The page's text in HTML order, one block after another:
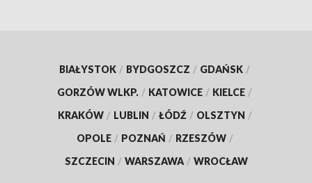
BIAŁYSTOK / BYDGOSZCZ / GDAŃSK /
GORZÓW WLKP. / KATOWICE / KIELCE /
KRAKÓW / LUBLIN / ŁÓDŹ / OLSZTYN /
OPOLE / POZNAŃ / RZESZÓW /
SZCZECIN / WARSZAWA / WROCŁAW